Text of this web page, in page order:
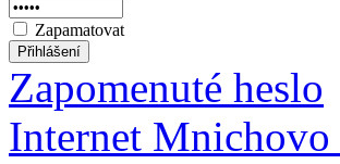
Zapamatovat
Zapomenuté heslo
Internet Mnichovo